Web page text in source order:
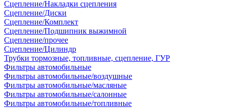
Сцепление/Накладки сцепления
Сцепление/Диски
Сцепление/Комплект
Сцепление/Подшипник выжимной
Сцепление/прочее
Сцепление/Цилиндр
Трубки тормозные, топливные, сцепление, ГУР
Фильтры автомобильные
Фильтры автомобильные/воздушные
Фильтры автомобильные/масляные
Фильтры автомобильные/салонные
Фильтры автомобильные/топливные